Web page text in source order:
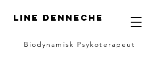
LINE DENNECHE
Biodynamisk Psykoterapeut